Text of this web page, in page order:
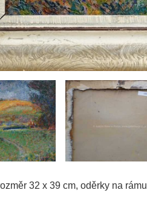
32 x 39 cm, oděrky na rámu